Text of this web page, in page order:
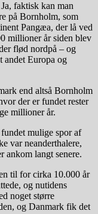
faktisk kan man
på Bornholm, som
Pangæa, der lå ved
millioner år siden blev
flød nordpå – og
andet Europa og
end altså Bornholm
der er fundet rester
millioner år.
mulige spor af
var neanderthalere,
ankom langt senere.
til for cirka 10.000 år
og nutidens
noget større
og Danmark fik det